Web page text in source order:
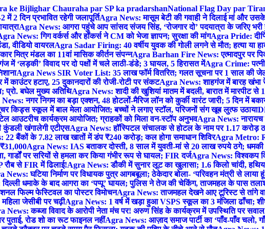
ke Bijlighar Chauraha par SP ka pradarshanNational Flag Day par
2 दिन प्रभावित रहेगी जलापूर्तिAgra News: मासूम बेटी की गवाही ने दिलाई मां और
Agra News: आगरा पहुंचे आप सांसद संजय सिंह, ‘रोजगार दो’ पदयात्रा के जरिए भरी
News: गिग वर्कर्स और हॉकर्स ने CM को भेजा ज्ञापन; सुरक्षा की मांगAgra Pride:
वीडियो वायरलAgra Sadar Firing: 40 वर्षीय युवक की गोली लगने से मौत; हत्या या
मित्र मंडल का 11वां मासिक कीर्तन संपन्नAgra Barhan Fire News: एत्मादपुर पर
‘लड़की’ विवाद पर दो पक्षों में चले लाठी-डंडे; 3 घायल, 5 हिरासत मेंAgra Crime: पत्नी
Agra News SIR Voter List: 35 लाख फॉर्म वितरित; गलत सूचना पर 1 साल की
हटाए, 25 दुकानदारों की रोजी-रोटी पर संकटAgra News: शाहगंज में बारह
प्रो. बघेल मुख्य अतिथिAgra News: शादी की खुशियां मातम में बदली, बारात में मारपीट से
नगर निगम का बड़ा एक्शन, 48 होटलों-मैरिज लॉन को कुर्की वारंट जारी; 5 दिन में
किड्स स्कूल में बाल मेला आयोजित; बच्चों ने लगाए स्टॉल, परिजनों संग खूब लुत्फ उठाया
आउटरीच कार्यक्रम आयोजित; ग्राहकों को मिला वन-स्टॉप अनुभवAgra News:
खंगालेगी एटीएसAgra News: हॉस्पिटल संचालक से होटल के नाम पर 1.17 करोड़
22 बैंकों के 7.82 लाख खातों में डंप ₹240 करोड़; कल होगा समाधान शिविरAgra Metro:
Agra News: IAS बताकर दोस्ती, 8 साल में युवती-मां से 20 लाख रुपये ठगे;
गार्डों पर सरियों से हमला कर किया गंभीर रूप से घायल; FIR दर्जAgra News: विश्वकप
से FIR में ढिलाई!Agra News: डौकी में सुनार लूट का खुलासा; 1.6 किलो चांदी,
News: घटिया निर्माण पर विधायक पुत्र आगबबूला; ठेकेदार बोला- ‘परिवहन मंत्री से
धमाके के बाद आगरा का ‘पप्पू’ घायल; पुलिस ने तेज की चेकिंग, ताजमहल के पास
फिल्म फेस्टिवल का पोस्टर विमोचनAgra News: ताजमहल देखने आए टूरिस्ट से तांगे
जेसीबी पर चढ़ीAgra News: 1 वर्ष में खड़ा हुआ VSPS स्कूल का 3 मंजिला ढाँचा;
News: कब्जा विवाद के आरोपी नेता मंच पर! अरुण सिंह के कार्यक्रम में उपस्थिति पर सवाल
पुताई, रोड शो का रूट फाइनल नहींAgra News: आज़ाद समाज पार्टी का ‘पाँव-पाँव चलो,